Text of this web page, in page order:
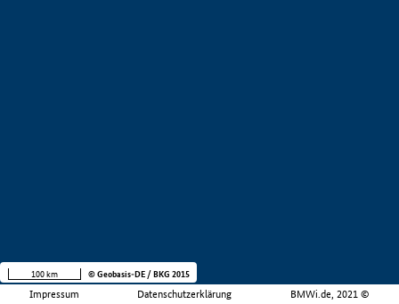
Impressum Datenschutzerklärung BMWi.de, 2021 ©
100 km © Geobasis-DE / BKG 2015